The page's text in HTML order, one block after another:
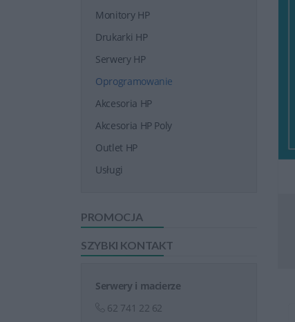
Monitory HP
Drukarki HP
Serwery HP
Oprogramowanie
Akcesoria HP
Akcesoria HP Poly
Outlet HP
Usługi
PROMOCJA
SZYBKI KONTAKT
Serwery i macierze
62 741 22 62